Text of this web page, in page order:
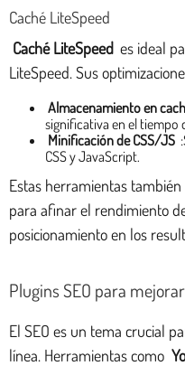
Caché LiteSpeed
Caché LiteSpeed es ideal
LiteSpeed. Sus
Almacenamiento en
significativa en el tiempo
Minificación de CSS/JS
CSS y JavaScript.
Estas herramientas
para afinar el rendimiento
posicionamiento en los
Plugins SEO para
El SEO es un tema crucial
línea. Herramientas como